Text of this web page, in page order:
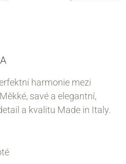
harmonie mezi
savé a elegantní,
a kvalitu Made in Italy.